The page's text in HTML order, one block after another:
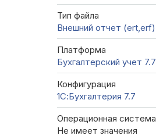
Тип файла
Внешний отчет (ert,erf)
Платформа
Бухгалтерский учет 7.7
Конфигурация
1С:Бухгалтерия 7.7
Операционная система
Не имеет значения